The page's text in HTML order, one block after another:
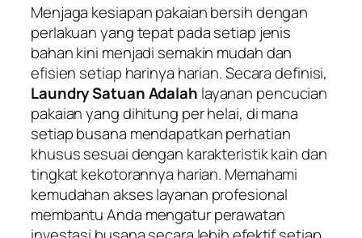
Menjaga kesiapan pakaian bersih dengan
perlakuan yang tepat pada setiap jenis
bahan kini menjadi semakin mudah dan
efisien setiap harinya harian. Secara definisi,
Laundry Satuan Adalah layanan pencucian
pakaian yang dihitung per helai, di mana
setiap busana mendapatkan perhatian
khusus sesuai dengan karakteristik kain dan
tingkat kekotorannya harian. Memahami
kemudahan akses layanan profesional
membantu Anda mengatur perawatan